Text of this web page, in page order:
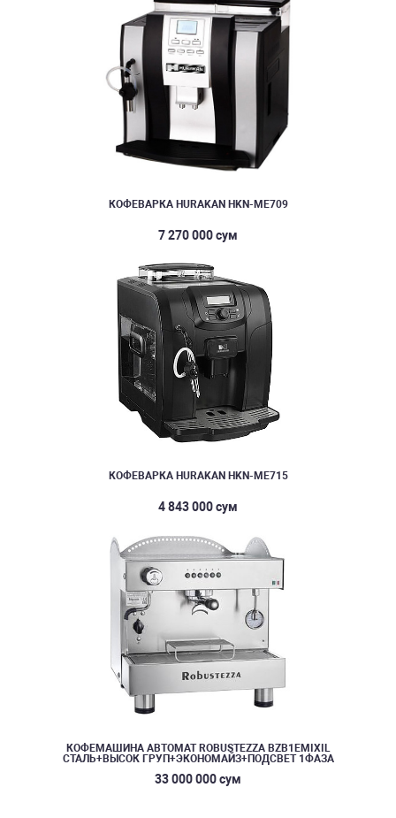
КОФЕВАРКА HURAKAN HKN-ME709
7 270 000 сум
КОФЕВАРКА HURAKAN HKN-ME715
4 843 000 сум
КОФЕМАШИНА АВТОМАТ ROBUSTEZZA BZB1EMIXIL
СТАЛЬ+ВЫСОК ГРУП+ЭКОНОМАЙЗ+ПОДСВЕТ 1ФАЗА
33 000 000 сум